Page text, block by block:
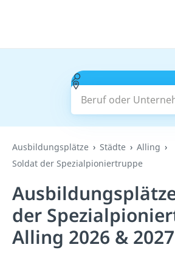
Beruf oder
Ausbildungsplätze Städte
Alling
Soldat der Spezialpioniertruppe
der
Alling 2026 & 2027